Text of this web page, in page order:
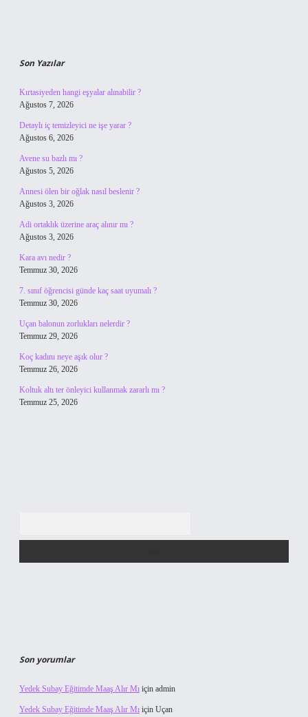
Son Yazılar
Kırtasiyeden hangi eşyalar alınabilir ?
Ağustos 7, 2026
Detaylı iç temizleyici ne işe yarar ?
Ağustos 6, 2026
Avene su bazlı mı ?
Ağustos 5, 2026
Annesi ölen bir oğlak nasıl beslenir ?
Ağustos 3, 2026
Adi ortaklık üzerine araç alınır mı ?
Ağustos 3, 2026
Kara avı nedir ?
Temmuz 30, 2026
7. sınıf öğrencisi günde kaç saat uyumalı ?
Temmuz 30, 2026
Uçan balonun zorlukları nelerdir ?
Temmuz 29, 2026
Koç kadını neye aşık olur ?
Temmuz 26, 2026
Koltuk altı ter önleyici kullanmak zararlı mı ?
Temmuz 25, 2026
Son yorumlar
Yedek Subay Eğitimde Maaş Alır Mı için admin
Yedek Subay Eğitimde Maaş Alır Mı için Uçan